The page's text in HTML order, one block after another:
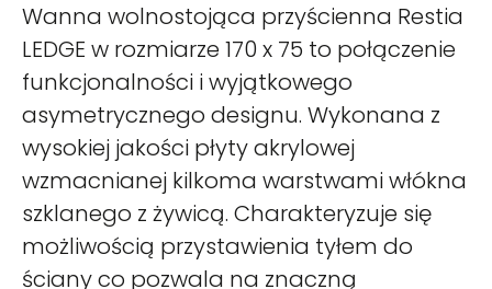
Wanna wolnostojąca przyścienna Restia
LEDGE w rozmiarze 170 x 75 to połączenie
funkcjonalności i wyjątkowego
asymetrycznego designu. Wykonana z
wysokiej jakości płyty akrylowej
wzmacnianej kilkoma warstwami włókna
szklanego z żywicą. Charakteryzuje się
możliwością przystawienia tyłem do
ściany co pozwala na znaczną